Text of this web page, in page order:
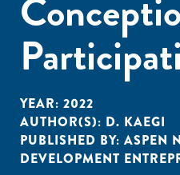
YEAR: 2022
AUTHOR(S): D. KAEGI
PUBLISHED BY: ASPEN
DEVELOPMENT